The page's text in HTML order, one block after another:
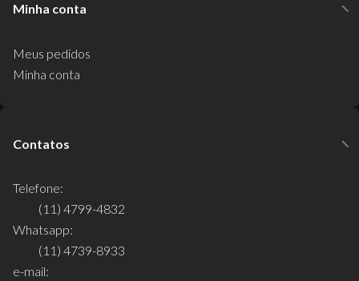
Minha conta
Meus pedidos
Minha conta
Contatos
Telefone:
(11) 4799-4832
Whatsapp:
(11) 4739-8933
e-mail: